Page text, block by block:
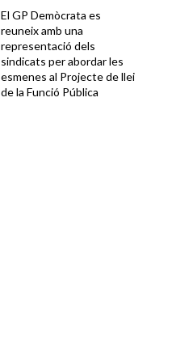
El GP Demòcrata es
reuneix amb una
representació dels
sindicats per abordar les
esmenes al Projecte de llei
de la Funció Pública